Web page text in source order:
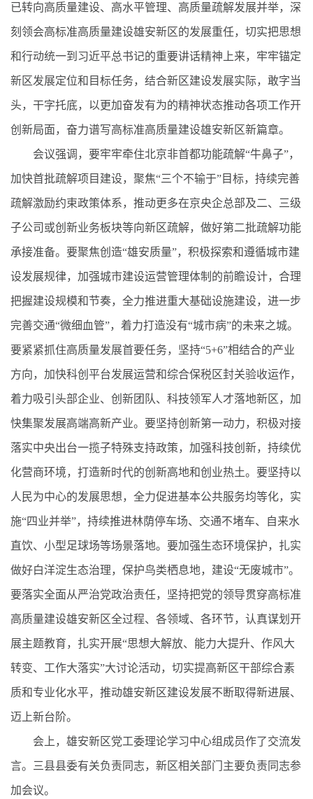
已转向高质量建设、高水平管理、 高质量疏解发展并举，深
刻领会高标准高质量建设雄安新区的发展重任，切实把思想
和行动统一到习近平总书记的重要讲话精神上来，牢牢锚定
新区发展定位和目标任务，结合新区建设发展实际，敢字当
头，干字托底，以更加奋发有为的精神状态推动各项工作开
创新局面，奋力谱写高标准高质量建设雄安新区新篇章。
会议强调，要牢牢牵住北京非首都功能疏解“牛鼻子”，
加快首批疏解项目建设，聚焦“三个不输于”目标，持续完善
疏解激励约束政策体系，推动更多在京央企总部及二、三级
子公司或创新业务板块等向新区疏解，做好第二批疏解功能
承接准备。要聚焦创造“雄安质量”，积极探索和遵循城市建
设发展规律，加强城市建设运营管理体制的前瞻设计，合理
把握建设规模和节奏，全力推进重大基础设施建设，进一步
完善交通“微细血管”，着力打造没有“城市病”的未来之城。
要紧紧抓住高质量发展首要任务，坚持“5+6”相结合的产业
方向，加快科创平台发展运营和综合保税区封关验收运作，
着力吸引头部企业、创新团队、科技领军人才落地新区，加
快集聚发展高端高新产业。要坚持创新第一动力，积极对接
落实中央出台一揽子特殊支持政策，加强科技创新，持续优
化营商环境，打造新时代的创新高地和创业热土。要坚持以
人民为中心的发展思想，全力促进基本公共服务均等化，实
施“四业并举”，持续推进林荫停车场、交通不堵车、自来水
直饮、小型足球场等场景落地。要加强生态环境保护，扎实
做好白洋淀生态治理，保护鸟类栖息地，建设“无废城市”。
要落实全面从严治党政治责任，坚持把党的领导贯穿高标准
高质量建设雄安新区全过程、各领域、各环节，认真谋划开
展主题教育，扎实开展“思想大解放、能力大提升、作风大
转变、工作大落实”大讨论活动，切实提高新区干部综合素
质和专业化水平，推动雄安新区建设发展不断取得新进展、
迈上新台阶。
会上，雄安新区党工委理论学习中心组成员作了交流发
言。三县县委有关负责同志，新区相关部门主要负责同志参
加会议。